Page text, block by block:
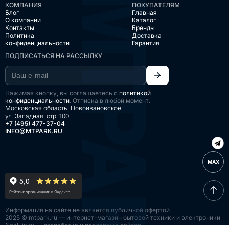
КОМПАНИЯ
Блог
О компании
Контакты
Политика
конфиденциальности
ПОКУПАТЕЛЯМ
Главная
Каталог
Бренды
Доставка
Гарантия
ПОДПИСАТЬСЯ НА РАССЫЛКУ
Нажимая кнопку, вы соглашаетесь с политикой
конфиденциальности. Отписка в любой момент.
Московская область, Новоивановское
ул. Западная, стр. 100
+7 (495) 477-37-04
INFO@MTPARK.RU
MAX
Информация на сайте не является публичной офертой
2025 © mtpark.ru — интернет-магазин бытовой техники и электроники